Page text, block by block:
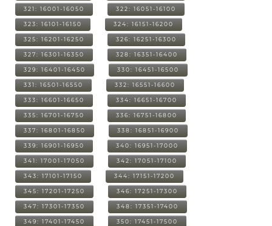
321: 16001-16050 322: 16051-16100
323: 16101-16150 324: 16151-16200
325: 16201-16250 326: 16251-16300
327: 16301-16350 328: 16351-16400
329: 16401-16450 330: 16451-16500
331: 16501-16550 332: 16551-16600
333: 16601-16650 334: 16651-16700
335: 16701-16750 336: 16751-16800
337: 16801-16850 338: 16851-16900
339: 16901-16950 340: 16951-17000
341: 17001-17050 342: 17051-17100
343: 17101-17150 344: 17151-17200
345: 17201-17250 346: 17251-17300
347: 17301-17350 348: 17351-17400
349: 17401-17450 350: 17451-17500